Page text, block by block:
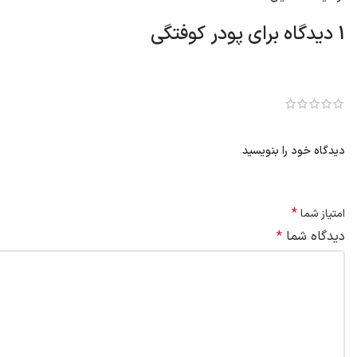
1 دیدگاه برای پودر کوفتگی
دیدگاه خود را بنویسید
امتیاز شما*
دیدگاه شما *